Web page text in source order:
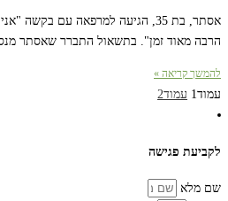
אסתר, בת 35, הגיעה למרפאה עם
הרבה מאוד זמן". בתשאול התברר שאסתר
להמשך קריאה »
עמוד1 עמוד2
לקביעת פגישה
שם מלא